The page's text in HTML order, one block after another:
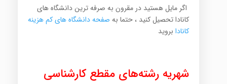
اگر مایل هستید در مقرون به صرفه ترین دانشگاه های
کانادا تحصیل کنید ، حتما به صفحه دانشگاه های کم هزینه
کانادابروید
شهریه رشته‌های مقطع کارشناسی